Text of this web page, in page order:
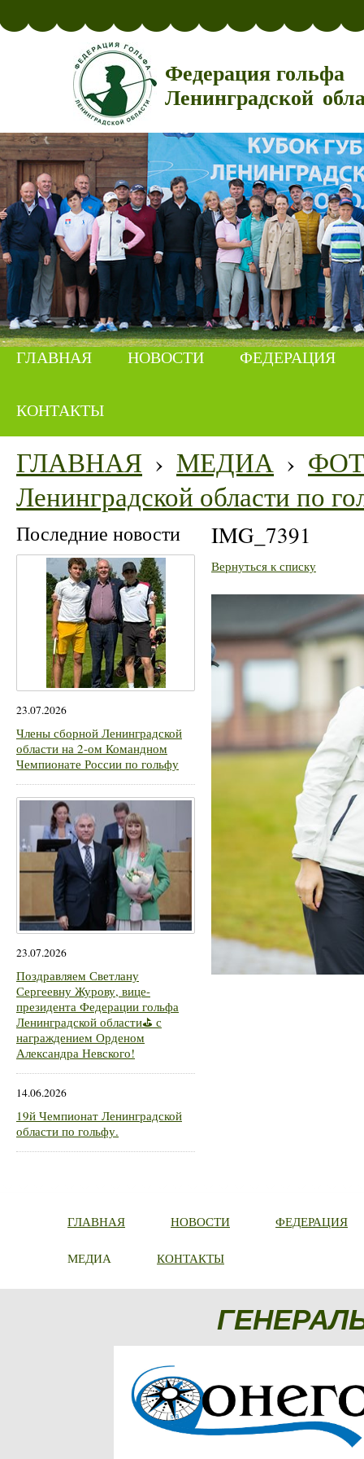
Федерация гольфа
Ленинградской
ГЛАВНАЯ НОВОСТИ ФЕДЕРАЦИЯ
КОНТАКТЫ
ГЛАВНАЯ › МЕДИА ›
Ленинградской области по
Последние новости
23.07.2026
Члены сборной Ленинградской
области на 2-ом Командном
Чемпионате России по гольфу
23.07.2026
Поздравляем Светлану
Сергеевну Журову, вице-
президента Федерации гольфа
Ленинградской области⛳ с
награждением Орденом
Александра Невского!
14.06.2026
19й Чемпионат Ленинградской
области по гольфу.
IMG_7391
Вернуться к списку
ГЛАВНАЯ НОВОСТИ ФЕДЕРАЦИЯ
МЕДИА КОНТАКТЫ